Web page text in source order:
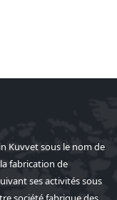
Kuvvet sous le nom de
fabrication de
ses activités sous